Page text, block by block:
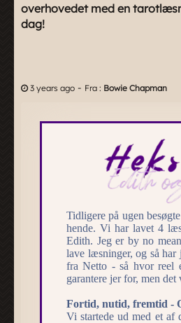
overhovedet med en
dag!
3 years ago - Fra : Bowie Chapman